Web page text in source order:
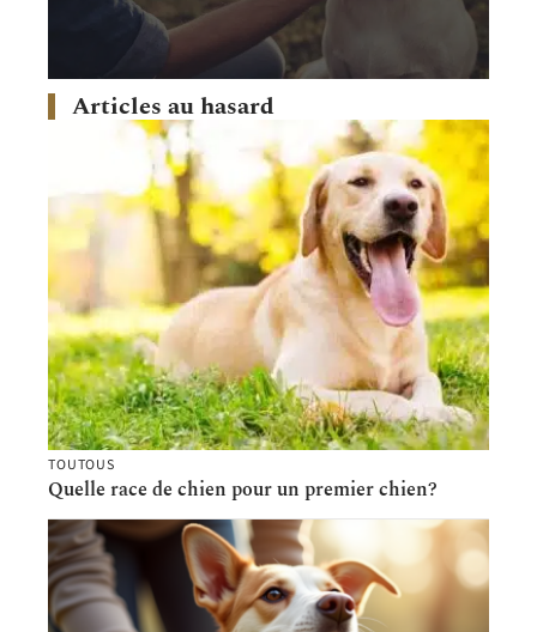
Articles au hasard
TOUTOUS
Quelle race de chien pour un premier chien?